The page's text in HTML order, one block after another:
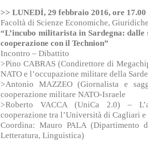
>> LUNEDÌ, 29 febbraio 2016, ore 17.00
Facoltà di Scienze Economiche,
“L’incubo militarista in Sardegna:
cooperazione con il Technion”
Incontro – Dibattito
>Pino CABRAS (Condirettore di
NATO e l’occupazione militare della
>Antonio MAZZEO (Giornalista e
cooperazione militare NATO-Israele
>Roberto VACCA (UniCa 2.0) –
cooperazione tra l’Università di Cagliari
Coordina: Mauro PALA (Dipartimento
Letteratura, Linguistica)